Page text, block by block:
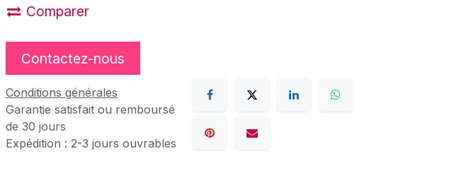
Comparer
Contactez-nous
Conditions générales
Garantie satisfait ou remboursé
de 30 jours
Expédition : 2-3 jours ouvrables